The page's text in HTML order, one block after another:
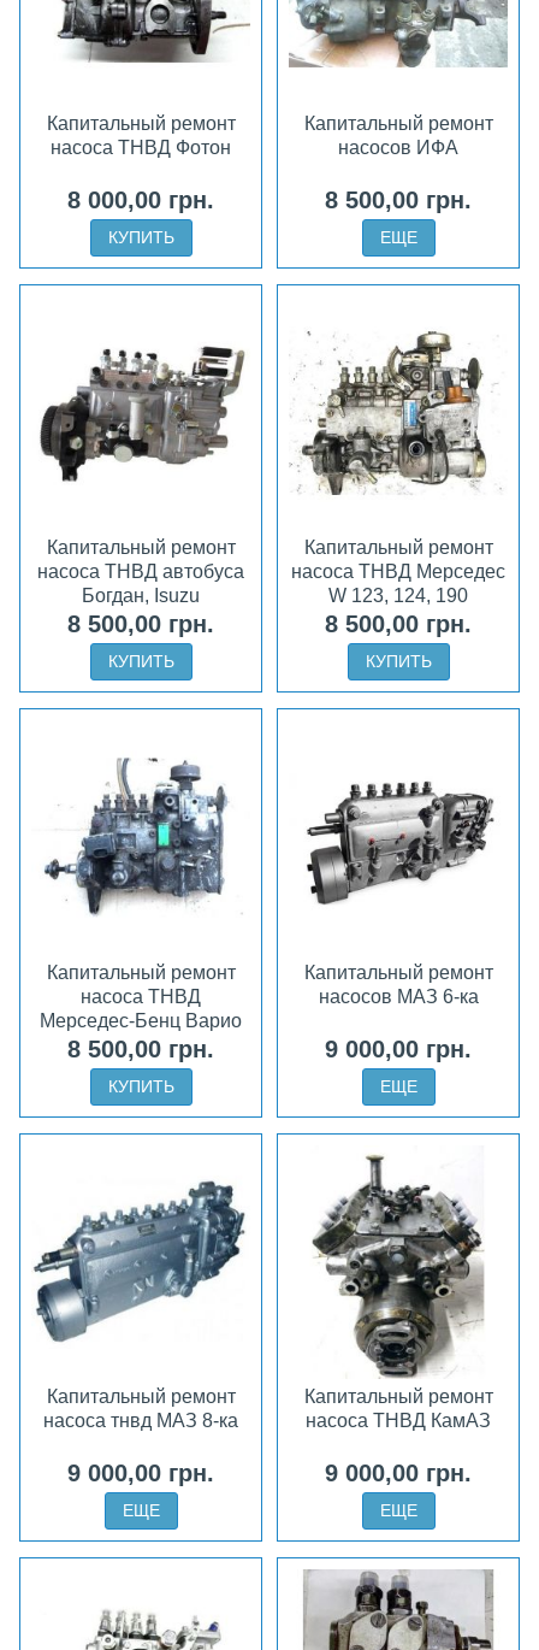
Капитальный ремонт
насоса ТНВД Фотон
8 000,00 грн.
КУПИТЬ
Капитальный ремонт
насосов ИФА
8 500,00 грн.
ЕЩЕ
Капитальный ремонт
насоса ТНВД автобуса
Богдан, Isuzu
8 500,00 грн.
КУПИТЬ
Капитальный ремонт
насоса ТНВД Мерседес
W 123, 124, 190
8 500,00 грн.
КУПИТЬ
Капитальный ремонт
насоса ТНВД
Мерседес-Бенц Варио
8 500,00 грн.
КУПИТЬ
Капитальный ремонт
насосов МАЗ 6-ка
9 000,00 грн.
ЕЩЕ
Капитальный ремонт
насоса тнвд МАЗ 8-ка
9 000,00 грн.
ЕЩЕ
Капитальный ремонт
насоса ТНВД КамАЗ
9 000,00 грн.
ЕЩЕ